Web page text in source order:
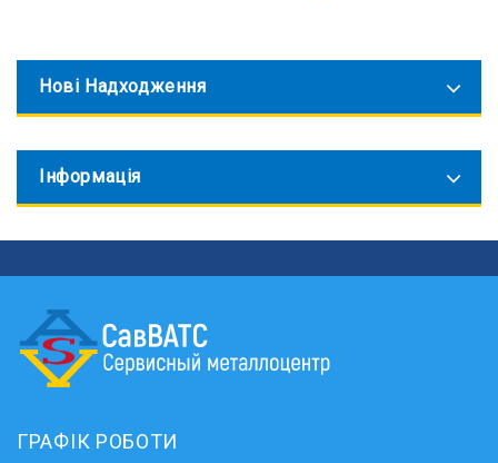
Нові Надходження
Інформація
ГРАФІК РОБОТИ